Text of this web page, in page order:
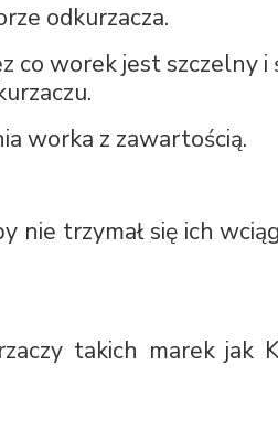
odkurzacza.
worek jest szczelny i
worka z zawartością.
nie trzymał się ich
takich marek jak